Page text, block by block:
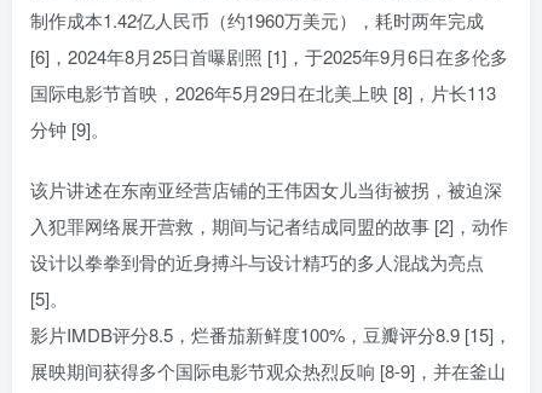
制作成本1.42亿人民币（约1960万美元），耗时两年完成
[6]，2024年8月25日首曝剧照 [1]，于2025年9月6日在多伦多
国际电影节首映，2026年5月29日在北美上映 [8]，片长113
分钟 [9]。
该片讲述在东南亚经营店铺的王伟因女儿当街被拐，被迫深
入犯罪网络展开营救，期间与记者结成同盟的故事 [2]，动作
设计以拳拳到骨的近身搏斗与设计精巧的多人混战为亮点
[5]。
影片IMDB评分8.5，烂番茄新鲜度100%，豆瓣评分8.9 [15]，
展映期间获得多个国际电影节观众热烈反响 [8-9]，并在釜山